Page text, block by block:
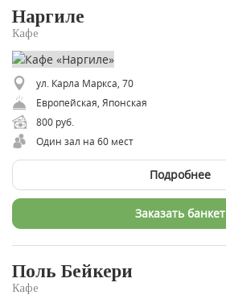
Наргиле
Кафе
ул. Карла Маркса, 70
Европейская, Японская
800 руб.
Один зал на 60 мест
Подробнее
Заказать банкет
Поль Бейкери
Кафе